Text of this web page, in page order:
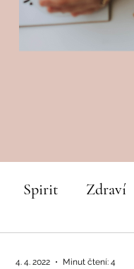
Spirit Zdraví
4. 4. 2022 Minut čtení: 4